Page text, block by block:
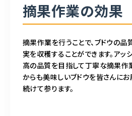
摘果作業の効果
摘果作業を行うことで、ブドウの品
実を収穫することができます。アッ
高の品質を目指して丁寧な摘果作
からも美味しいブドウを皆さんにお
続けて参ります。